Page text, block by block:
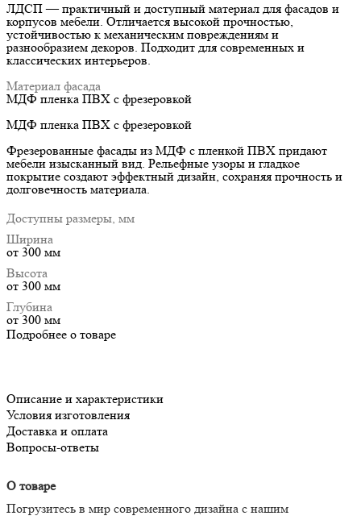
ЛДСП — практичный и доступный материал для фасадов и
корпусов мебели. Отличается высокой прочностью,
устойчивостью к механическим повреждениям и
разнообразием декоров. Подходит для современных и
классических интерьеров.
Материал фасада
МДФ пленка ПВХ с фрезеровкой
МДФ пленка ПВХ с фрезеровкой
Фрезерованные фасады из МДФ с пленкой ПВХ придают
мебели изысканный вид. Рельефные узоры и гладкое
покрытие создают эффектный дизайн, сохраняя прочность и
долговечность материала.
Доступны размеры, мм
Ширина
от 300 мм
Высота
от 300 мм
Глубина
от 300 мм
Подробнее о товаре
Описание и характеристики
Условия изготовления
Доставка и оплата
Вопросы-ответы
О товаре
Погрузитесь в мир современного дизайна с нашим